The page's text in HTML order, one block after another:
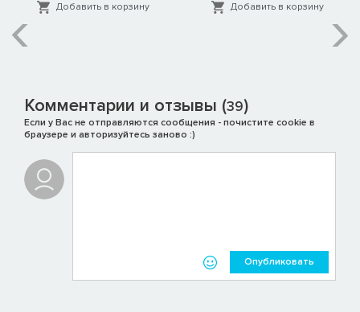
Добавить в корзину Добавить в корзину
Комментарии и отзывы (39)
Если у Вас не отправляются сообщения - почистите cookie в
браузере и авторизуйтесь заново :)
Опубликовать